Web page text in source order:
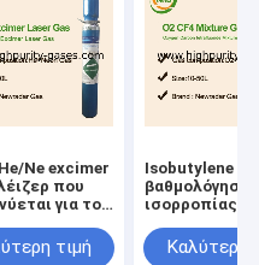
Ne excimer
που
για το
λέιζερ
τιμή
Isobutylene
ισορροπίας
ηλεκτρονίων
Καλύτερη